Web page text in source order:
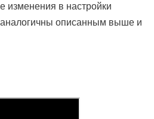
изменения в настройки
описанным выше и